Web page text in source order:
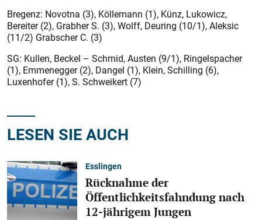
Bregenz: Novotna (3), Köllemann (1), Künz, Lukowicz,
Bereiter (2), Grabher S. (3), Wolff, Deuring (10/1), Aleksic
(11/2) Grabscher C. (3)
SG: Kullen, Beckel – Schmid, Austen (9/1), Ringelspacher
(1), Emmenegger (2), Dangel (1), Klein, Schilling (6),
Luxenhofer (1), S. Schweikert (7)
LESEN SIE AUCH
Esslingen
Rücknahme der
Öffentlichkeitsfahndung nach
12-jährigem Jungen